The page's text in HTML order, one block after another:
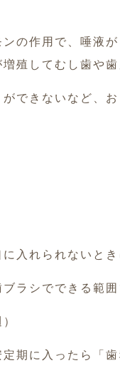
の作用で、唾液
殖してむし歯や
できないなど、
入れられないと
ラシでできる範囲
期に入ったら「